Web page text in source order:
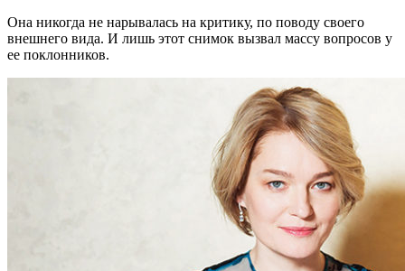
Она никогда не нарывалась на критику, по поводу своего
внешнего вида. И лишь этот снимок вызвал массу вопросов у
ее поклонников.